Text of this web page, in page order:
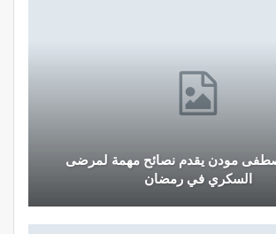
مودن يقدم نصائح مهمة لمرضى
السكري في رمضان